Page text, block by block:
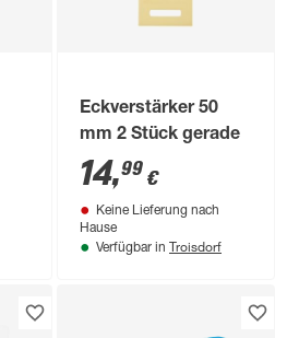
Eckverstärker 50
mm 2 Stück gerade
14,99 €
Keine Lieferung nach
Hause
Verfügbar in Troisdorf